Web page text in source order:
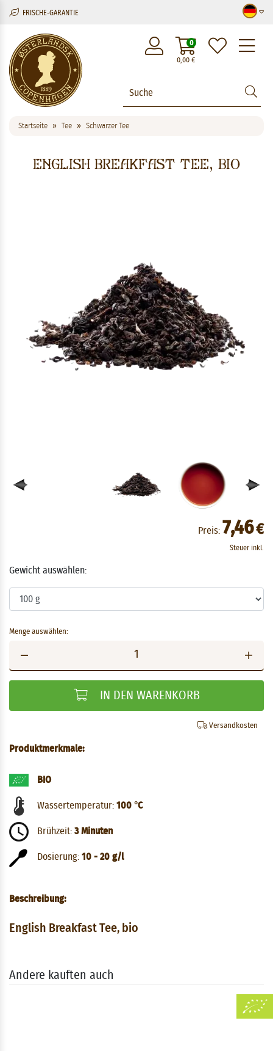
FRISCHE-GARANTIE
0,00€
0
Startseite Tee Schwarzer Tee
English Breakfast Tee, bio
Preis: 7,46€
Steuer inkl.
Gewicht auswählen:
Menge auswählen:
IN DEN WARENKORB
Versandkosten
Produktmerkmale:
BIO
Wassertemperatur: 100 °C
Brühzeit: 3 Minuten
Dosierung: 10 - 20 g/l
Beschreibung:
English Breakfast Tee, bio
Andere kauften auch